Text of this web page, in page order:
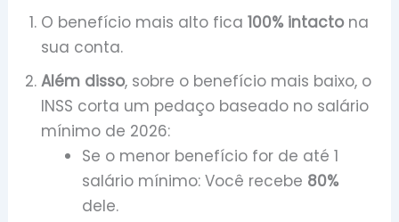
O benefício mais alto fica100% intactona
sua conta.
Além disso, sobre o benefício mais baixo, o
INSS corta um pedaço baseado no salário
mínimo de 2026:
Se o menor benefício for de até 1
salário mínimo: Você recebe 80%
dele.